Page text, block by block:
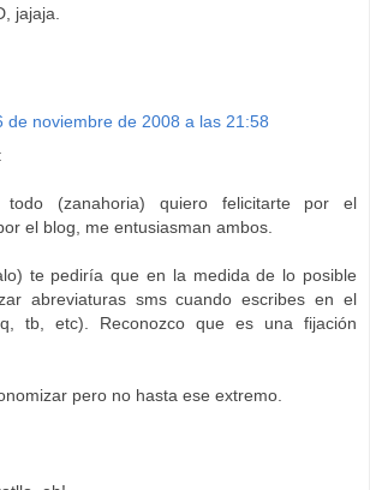
jajaja.
de noviembre de 2008 a las 21:58
todo (zanahoria) quiero felicitarte por el
el blog, me entusiasman ambos.
te pediría que en la medida de lo posible
abreviaturas sms cuando escribes en el
tb, etc). Reconozco que es una fijación
pero no hasta ese extremo.